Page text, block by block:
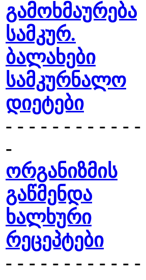
გამოხმაურება
სამკურ.
ბალახები
სამკურნალო
დიეტები
- - - - - - - - - - - -
-
ორგანიზმის
გაწმენდა
ხალხური
რეცეპტები
- - - - - - - - - - - -